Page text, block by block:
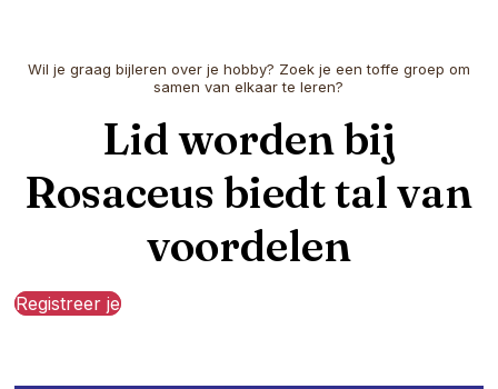
Wil je graag bijleren over je hobby? Zoek je een toffe groep om
samen van elkaar te leren?
Lid worden bij
Rosaceus biedt tal van
voordelen
Registreer je